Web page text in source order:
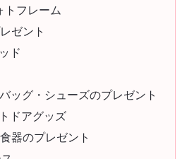
トフレーム
ゼント
ド
ッグ・シューズのプレゼント
ドアグッズ
器のプレゼント